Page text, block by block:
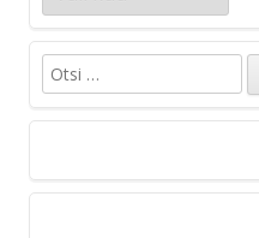
arhiiv
Otsi: